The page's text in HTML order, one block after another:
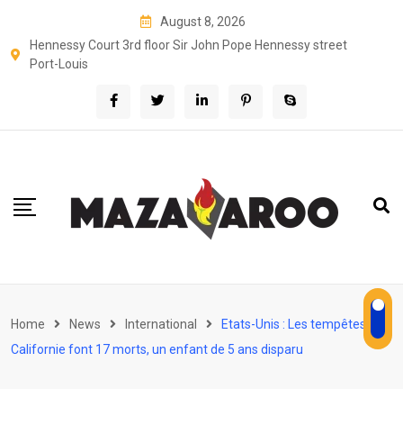
content
August 8, 2026
Hennessy Court 3rd floor Sir John Pope Hennessy street
Port-Louis
Home News International
Etats-Unis : Les tempêtes en
Californie font 17 morts, un enfant de 5 ans disparu